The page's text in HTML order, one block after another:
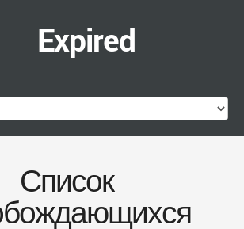
Expired
Список